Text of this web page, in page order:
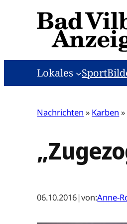
Lokales Sport
Nachrichten » Karben »
06.10.2016|von:Anne-